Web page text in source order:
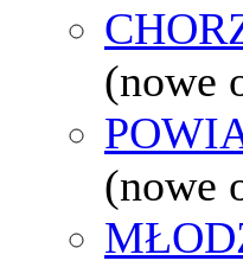
(nowe
(nowe